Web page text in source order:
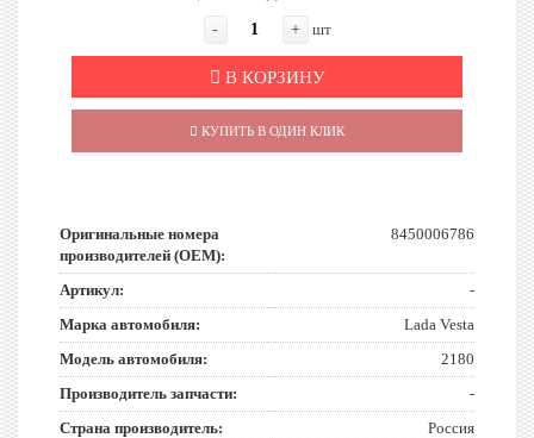
- + шт
В КОРЗИНУ
КУПИТЬ В ОДИН КЛИК
Оригинальные номера
производителей (OEM):
8450006786
Артикул:
-
Марка автомобиля:
Lada Vesta
Модель автомобиля:
2180
Производитель запчасти:
-
Страна производитель:
Россия